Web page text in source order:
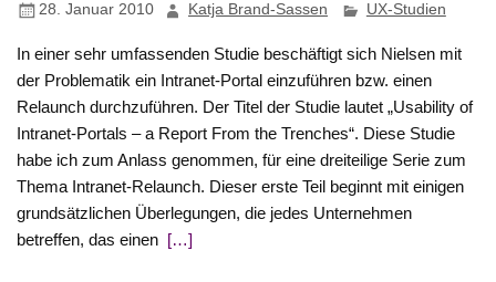
28. Januar 2010 Katja Brand-Sassen UX-Studien
In einer sehr umfassenden Studie beschäftigt sich Nielsen mit
der Problematik ein Intranet-Portal einzuführen bzw. einen
Relaunch durchzuführen. Der Titel der Studie lautet „Usability of
Intranet-Portals – a Report From the Trenches“. Diese Studie
habe ich zum Anlass genommen, für eine dreiteilige Serie zum
Thema Intranet-Relaunch. Dieser erste Teil beginnt mit einigen
grundsätzlichen Überlegungen, die jedes Unternehmen
betreffen, das einen […]